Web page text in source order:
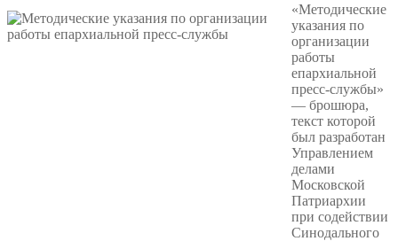
«Методические
указания по
организации
работы
епархиальной
пресс-службы»
— брошюра,
текст которой
был разработан
Управлением
делами
Московской
Патриархии
при содействии
Синодального